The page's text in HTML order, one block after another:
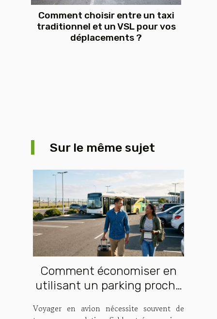
Comment choisir entre un taxi
traditionnel et un VSL pour vos
déplacements ?
Sur le même sujet
Comment économiser en
utilisant un parking proche
Voyager en avion nécessite souvent de